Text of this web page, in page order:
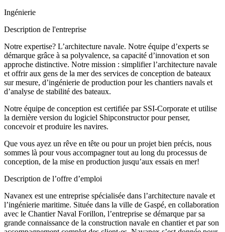
Ingénierie
Description de l'entreprise
Notre expertise? L’architecture navale. Notre équipe d’experts se
démarque grâce à sa polyvalence, sa capacité d’innovation et son
approche distinctive. Notre mission : simplifier l’architecture navale
et offrir aux gens de la mer des services de conception de bateaux
sur mesure, d’ingénierie de production pour les chantiers navals et
d’analyse de stabilité des bateaux.
Notre équipe de conception est certifiée par SSI-Corporate et utilise
la dernière version du logiciel Shipconstructor pour penser,
concevoir et produire les navires.
Que vous ayez un rêve en tête ou pour un projet bien précis, nous
sommes là pour vous accompagner tout au long du processus de
conception, de la mise en production jusqu’aux essais en mer!
Description de l’offre d’emploi
Navanex est une entreprise spécialisée dans l’architecture navale et
l’ingénierie maritime. Située dans la ville de Gaspé, en collaboration
avec le Chantier Naval Forillon, l’entreprise se démarque par sa
grande connaissance de la construction navale en chantier et par son